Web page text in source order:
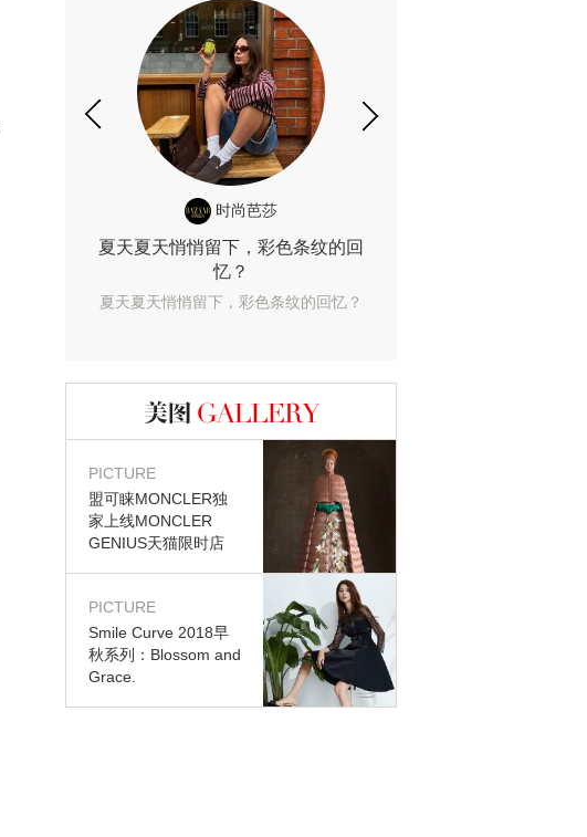
时尚芭莎
夏天夏天悄悄留下，彩色条纹的回
忆？
夏天夏天悄悄留下，彩色条纹的回忆？
图库
PICTURE
盟可睐MONCLER独
家上线MONCLER
GENIUS天猫限时店
PICTURE
Smile Curve 2018早
秋系列：Blossom and
Grace.